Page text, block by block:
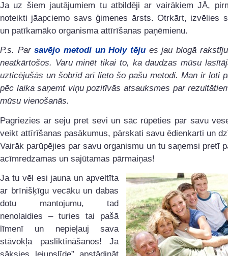
Ja uz šiem jautājumiem tu atbildēji ar vairākiem JĀ,
noteikti jāapciemo savs ģimenes ārsts. Otrkārt, izvēlies
un patīkamāko organisma attīrīšanas paņēmienu.
P.s. Parsavējo metodi un Holy tēju es jau blogā
neatkārtošos. Varu minēt tikai to, ka daudzas mūsu
uzticējušās un šobrīd arī lieto šo pašu metodi. Man ir ļoti
pēc laika saņemt viņu pozitīvās atsauksmes par
mūsu vienošanās.
Pagriezies ar seju pret sevi un sāc rūpēties par savu
veikt attīrīšanas pasākumus, pārskati savu ēdienkarti un
Vairāk parūpējies par savu organismu un tu saņemsi pretī
acīmredzamas un sajūtamas pārmaiņas!
Ja tu vēl esi jauna un apveltīta
ar brīnišķīgu vecāku un dabas
dotu mantojumu, tad
nenolaidies – turies tai pašā
līmenī un nepieļauj sava
stāvokļa pasliktināšanos! Ja